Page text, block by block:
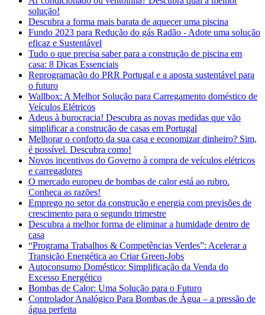
solução!
Descubra a forma mais barata de aquecer uma piscina
Fundo 2023 para Redução do gás Radão - Adote uma solução
eficaz e Sustentável
Tudo o que precisa saber para a construção de piscina em
casa: 8 Dicas Essenciais
Reprogramação do PRR Portugal e a aposta sustentável para
o futuro
Wallbox: A Melhor Solução para Carregamento doméstico de
Veículos Elétricos
Adeus à burocracia! Descubra as novas medidas que vão
simplificar a construção de casas em Portugal
Melhorar o conforto da sua casa e economizar dinheiro? Sim,
é possível. Descubra como!
Novos incentivos do Governo à compra de veículos elétricos
e carregadores
O mercado europeu de bombas de calor está ao rubro.
Conheça as razões!
Emprego no setor da construção e energia com previsões de
crescimento para o segundo trimestre
Descubra a melhor forma de eliminar a humidade dentro de
casa
“Programa Trabalhos & Competências Verdes”: Acelerar a
Transição Energética ao Criar Green-Jobs
Autoconsumo Doméstico: Simplificação da Venda do
Excesso Energético
Bombas de Calor: Uma Solução para o Futuro
Controlador Analógico Para Bombas de Água – a pressão de
água perfeita